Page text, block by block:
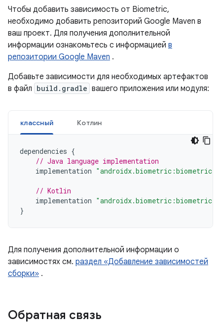
Чтобы добавить зависимость от Biometric,
необходимо добавить репозиторий Google Maven в
ваш проект. Для получения дополнительной
информации ознакомьтесь с информацией в
репозитории Google Maven .
Добавьте зависимости для необходимых артефактов
в файл build.gradle вашего приложения или модуля:
классный Котлин
dependencies {
// Java language implementation
implementation
// Kotlin
implementation "androidx.biometric:biometric-
}
Для получения дополнительной информации о
зависимостях см. раздел «Добавление зависимостей
сборки» .
Обратная связь